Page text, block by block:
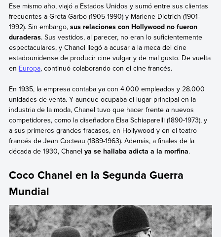
Ese mismo año, viajó a Estados Unidos y sumó entre sus clientas
frecuentes a Greta Garbo (1905-1990) y Marlene Dietrich (1901-
1992). Sin embargo, sus relaciones con Hollywood no fueron
duraderas. Sus vestidos, al parecer, no eran lo suficientemente
espectaculares, y Chanel llegó a acusar a la meca del cine
estadounidense de producir cine vulgar y de mal gusto. De vuelta
en Europa, continuó colaborando con el cine francés.
En 1935, la empresa contaba ya con 4.000 empleados y 28.000
unidades de venta. Y aunque ocupaba el lugar principal en la
industria de la moda, Chanel tuvo que hacer frente a nuevos
competidores, como la diseñadora Elsa Schiaparelli (1890-1973), y
a sus primeros grandes fracasos, en Hollywood y en el teatro
francés de Jean Cocteau (1889-1963). Además, a finales de la
década de 1930, Chanel ya se hallaba adicta a la morfina.
Coco Chanel en la Segunda Guerra
Mundial